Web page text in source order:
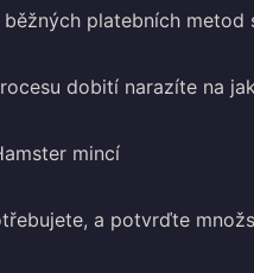
platebních metod
dobití narazíte na
mincí
a potvrďte